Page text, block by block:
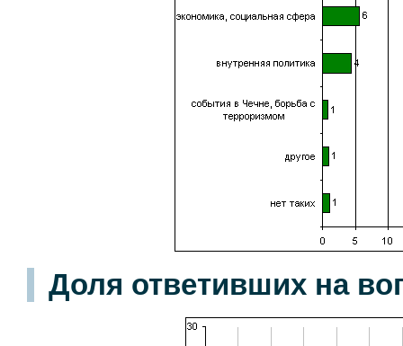
Доля ответивших на